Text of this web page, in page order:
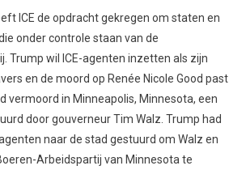
ICE de opdracht gekregen om staten en
onder controle staan ​​van de
Trump wil ICE-agenten inzetten als zijn
en de moord op Renée Nicole Good past
vermoord in Minneapolis, Minnesota, een
door gouverneur Tim Walz. Trump had
naar de stad gestuurd om Walz en
Arbeidspartij van Minnesota te